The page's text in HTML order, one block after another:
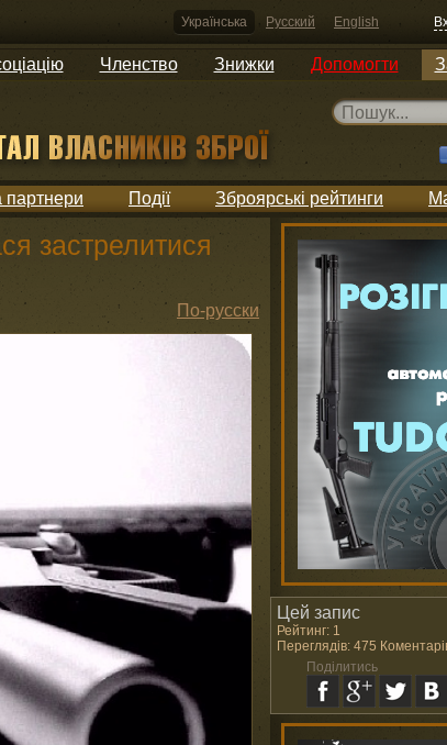
Українська Русский English
Членство Знижки Допомогти
партнери Події Зброярські рейтинги
застрелитися
По-русски
Цей запис
Рейтинг: 1
Переглядів: 475
Поділитись